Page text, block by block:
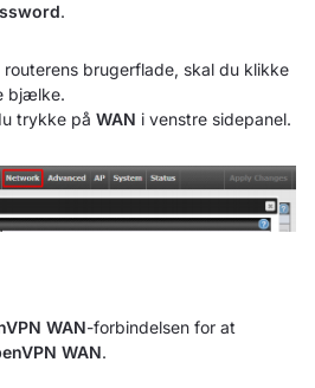
.
brugerflade, skal du klikke
bjælke.
trykke på WAN i venstre sidepanel.
WAN-forbindelsen for at
WAN.